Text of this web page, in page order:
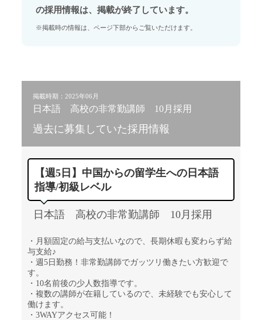
の採用情報は、掲載が終了しています。
※掲載時の情報は、ページ下部からご覧いただけます。
掲載時期：2025年06月
日本語 高校の非常勤講師 10月採用
過去に募集していた採用情報
【週5日】中国からの留学生への日本語
指導/初級レベル
日本語 高校の非常勤講師 10月採用
・月額固定の給与支払いなので、長期休暇も変わらず給
与支給♪
・週5日勤務！非常勤講師でガッツリ働きたい方歓迎で
す。
・10名前後の少人数指導です。
・複数の講師が在籍しているので、未経験でも安心して
働けます。
・3WAYアクセス可能！